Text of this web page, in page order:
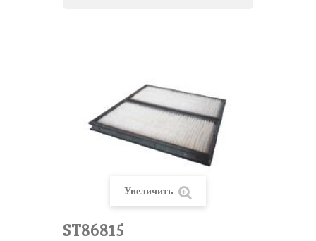
Увеличить
ST86815